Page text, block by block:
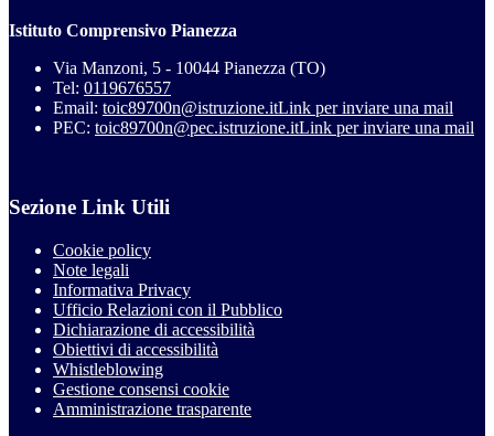
Istituto Comprensivo Pianezza
Via Manzoni, 5 - 10044 Pianezza (TO)
Tel: 0119676557
Email: toic89700n@istruzione.itLink per inviare una mail
PEC: toic89700n@pec.istruzione.itLink per inviare una mail
Sezione Link Utili
Cookie policy
Note legali
Informativa Privacy
Ufficio Relazioni con il Pubblico
Dichiarazione di accessibilità
Obiettivi di accessibilità
Whistleblowing
Gestione consensi cookie
Amministrazione trasparente